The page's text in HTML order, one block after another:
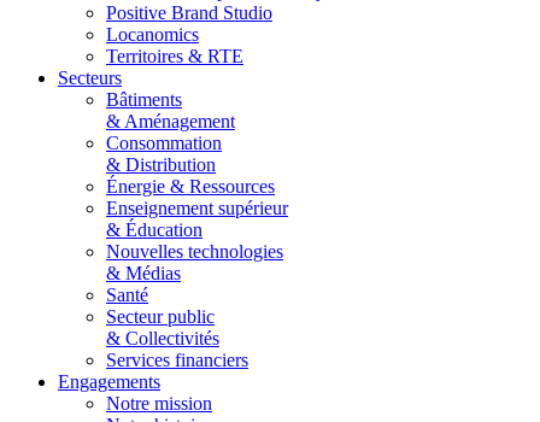
Positive Brand Studio
Locanomics
Territoires & RTE
Secteurs
Bâtiments
& Aménagement
Consommation
& Distribution
Énergie & Ressources
Enseignement supérieur
& Éducation
Nouvelles technologies
& Médias
Santé
Secteur public
& Collectivités
Services financiers
Engagements
Notre mission